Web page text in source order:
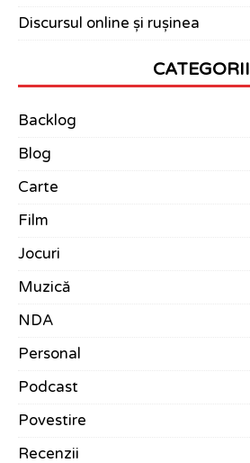
Discursul online și rușinea
CATEGORII
Backlog
Blog
Carte
Film
Jocuri
Muzică
NDA
Personal
Podcast
Povestire
Recenzii